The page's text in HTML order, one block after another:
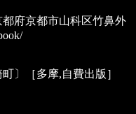
都府京都市山科区竹鼻外
〕［多摩,自費出版］